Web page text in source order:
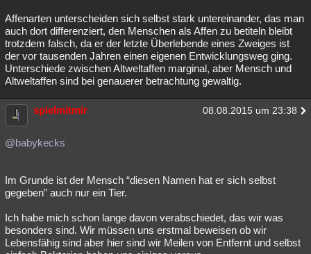
Affenarten unterscheiden sich selbst stark untereinander, das man
auch dort differenziert, den Menschen als Affen zu betiteln bleibt
trotzdem falsch, da er der letzte Überlebende eines Zweiges ist
der vor tausenden Jahren einen eigenen Entwicklungsweg ging.
Unterschiede zwischen Altweltaffen marginal, aber Mensch und
Altweltaffen sind bei genauerer betrachtung gewaltig.
spielmitmir 08.08.2015 um 23:38
@babykecks
Im Grunde ist der Mensch “diesen Namen hat er sich selbst
gegeben” auch nur ein Tier.
Ich habe mich schon lange davon verabschiedet, das wir was
besonders sind. Wir müssen uns erstmal beweisen ob wir
Lebensfähig sind aber hier sind wir Meilen von Entfernt und selbst